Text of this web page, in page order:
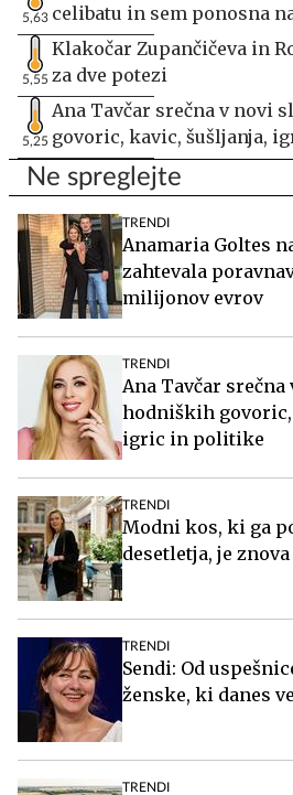
5,63 celibatu in sem ponosna
5,55
Klakočar Zupančičeva in
za dve potezi
5,25
Ana Tavčar srečna v novi
govoric, kavic, šušljanja,
Ne spreglejte
TRENDI
Anamaria Goltes
zahtevala
milijonov evrov
TRENDI
Ana Tavčar
hodniških govoric,
igric in politike
TRENDI
Modni kos, ki ga
desetletja, je
TRENDI
Sendi: Od
ženske, ki danes
TRENDI